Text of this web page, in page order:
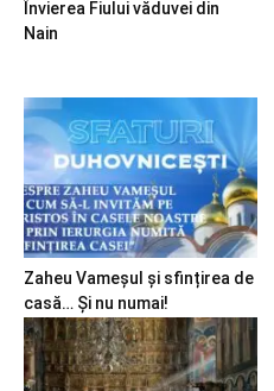
Învierea Fiului văduvei din
Nain
Zaheu Vameșul și sfințirea de
casă… Și nu numai!